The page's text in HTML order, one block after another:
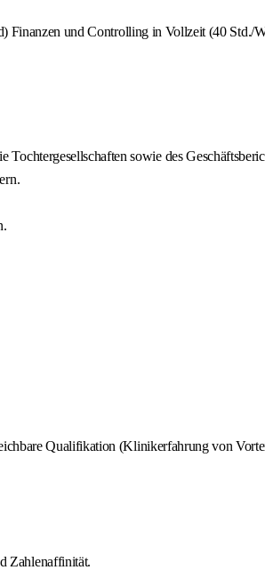
Finanzen und Controlling in Vollzeit (40 Std./
sowie des
Qualifikation (Klinikerfahrung von
Zahlenaffinität.